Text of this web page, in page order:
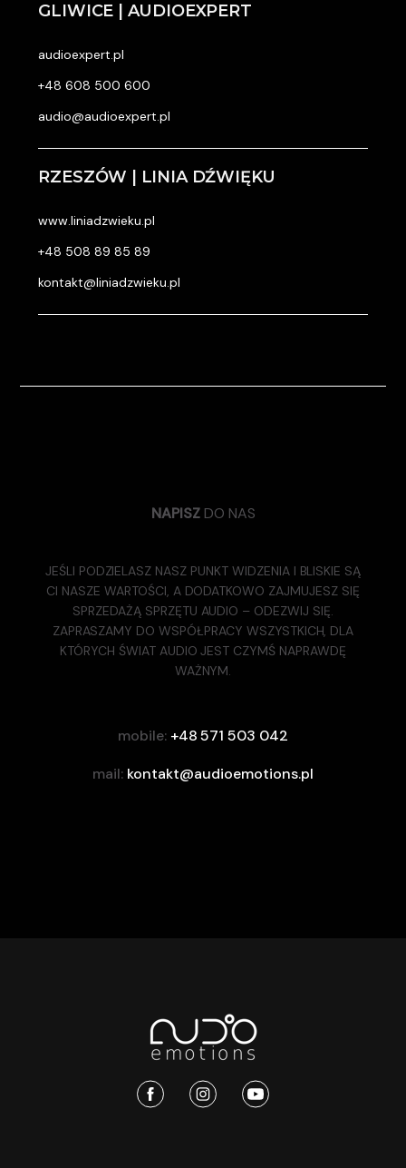
GLIWICE | AUDIOEXPERT
audioexpert.pl
+48 608 500 600
audio@audioexpert.pl
RZESZÓW | LINIA DŹWIĘKU
www.liniadzwieku.pl
+48 508 89 85 89
kontakt@liniadzwieku.pl
NAPISZ DO NAS
JEŚLI PODZIELASZ NASZ PUNKT WIDZENIA I BLISKIE SĄ
CI NASZE WARTOŚCI, A DODATKOWO ZAJMUJESZ SIĘ
SPRZEDAŻĄ SPRZĘTU AUDIO – ODEZWIJ SIĘ.
ZAPRASZAMY DO WSPÓŁPRACY WSZYSTKICH, DLA
KTÓRYCH ŚWIAT AUDIO JEST CZYMŚ NAPRAWDĘ
WAŻNYM.
mobile: +48 571 503 042
mail: kontakt@audioemotions.pl